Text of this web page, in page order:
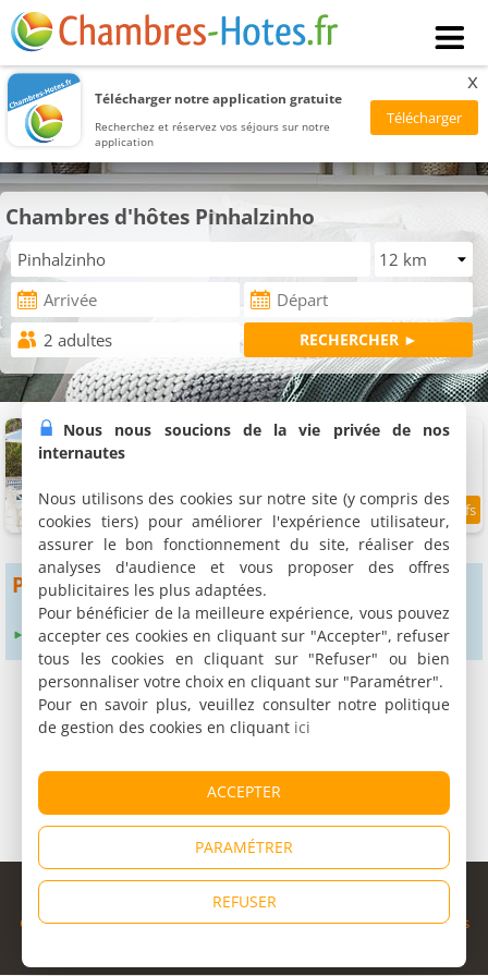
Télécharger notre application gratuite
Recherchez et réservez vos séjours sur notre
application
x
Chambres d'hôtes Pinhalzinho
Sítio Belucci
5.6 km 9.9/10
Pour obtenir plus de résultats
Élargir le rayon de recherche à : 24 km
© Copyright 1998 - 2026
Cybevasion|Mentions légales|Confidentialité|CGU|Informations
Nous nous soucions de la vie privée de nos
internautes
Nous utilisons des cookies sur notre site (y compris des
cookies tiers) pour améliorer l'expérience utilisateur,
assurer le bon fonctionnement du site, réaliser des
analyses d'audience et vous proposer des offres
publicitaires les plus adaptées.
Pour bénéficier de la meilleure expérience, vous pouvez
accepter ces cookies en cliquant sur "Accepter", refuser
tous les cookies en cliquant sur "Refuser" ou bien
personnaliser votre choix en cliquant sur "Paramétrer".
Pour en savoir plus, veuillez consulter notre politique
de gestion des cookies en cliquant ici
ACCEPTER
PARAMÉTRER
REFUSER